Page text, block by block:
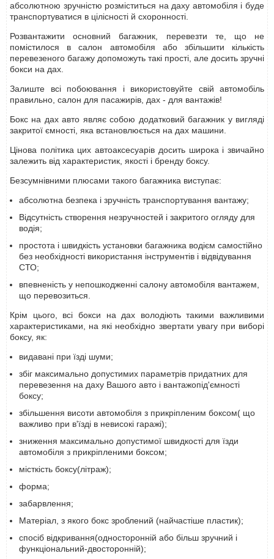
абсолютною зручністю розміститься на даху автомобіля і буде
транспортуватися в цілісності й схоронності.
Розвантажити основний багажник, перевезти те, що не
помістилося в салон автомобіля або збільшити кількість
перевезеного багажу допоможуть такі прості, але досить зручні
бокси на дах.
Залиште всі побоювання і використовуйте свій автомобіль
правильно, салон для пасажирів, дах - для вантажів!
Бокс на дах авто являє собою додатковий багажник у вигляді
закритої ємності, яка встановлюється на дах машини.
Цінова політика цих автоаксесуарів досить широка і звичайно
залежить від характеристик, якості і бренду боксу.
Безсумнівними плюсами такого багажника виступає:
абсолютна безпека і зручність транспортування вантажу;
Відсутність створення незручностей і закритого огляду для
водія;
простота і швидкість установки багажника водієм самостійно
без необхідності використання інструментів і відвідування
СТО;
впевненість у непошкодженні салону автомобіля вантажем,
що перевозиться.
Крім цього, всі бокси на дах володіють такими важливими
характеристиками, на які необхідно звертати увагу при виборі
боксу, як:
видавані при їзді шуми;
збіг максимально допустимих параметрів придатних для
перевезення на даху Вашого авто і вантажопід'ємності
боксу;
збільшення висоти автомобіля з прикріпленим боксом( що
важливо при в'їзді в невисокі гаражі);
зниження максимально допустимої швидкості для їзди
автомобіля з прикріпленими боксом;
місткість боксу(літраж);
форма;
забарвлення;
Матеріал, з якого бокс зроблений (найчастіше пластик);
спосіб відкривання(односторонній або більш зручний і
функціональний-двосторонній);